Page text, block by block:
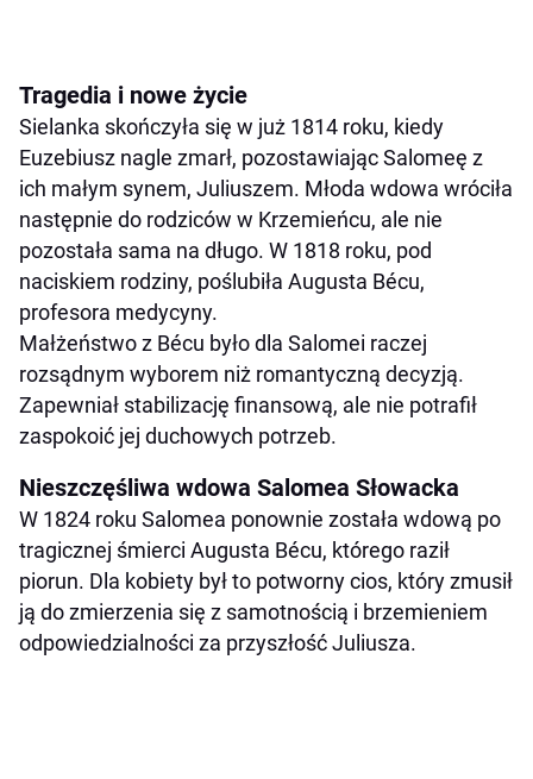
Tragedia i nowe życie
Sielanka skończyła się w już 1814 roku, kiedy
Euzebiusz nagle zmarł, pozostawiając Salomeę z
ich małym synem, Juliuszem. Młoda wdowa wróciła
następnie do rodziców w Krzemieńcu, ale nie
pozostała sama na długo. W 1818 roku, pod
naciskiem rodziny, poślubiła Augusta Bécu,
profesora medycyny.
Małżeństwo z Bécu było dla Salomei raczej
rozsądnym wyborem niż romantyczną decyzją.
Zapewniał stabilizację finansową, ale nie potrafił
zaspokoić jej duchowych potrzeb.
Nieszczęśliwa wdowa Salomea Słowacka
W 1824 roku Salomea ponownie została wdową po
tragicznej śmierci Augusta Bécu, którego raził
piorun. Dla kobiety był to potworny cios, który zmusił
ją do zmierzenia się z samotnością i brzemieniem
odpowiedzialności za przyszłość Juliusza.